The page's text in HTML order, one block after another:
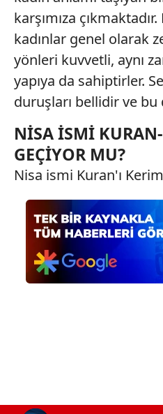
Sitemizde kendimize ve
kullanılmaktadır. Bu çerezler
verileriniz işlenmekte olup
toplumu hizmetlerinin
kullanılmaktadır. Diğer
kılınması ve
sınırlı olarak açık rızanız
Çerezlere ilişkin tercihlerinizi
vasıtasıyla belirleyebilirsiniz.
için Ayarlar butonuna
Metnimiziziyaret edebilirsiniz.
6698 sayılı Kişisel Verilerin
hazırlanmış Aydınlatma
ilgili mevzuata uygun olarak
karşımıza
kadınlar genel olarak
yönleri kuvvetli, aynı
yapıya da sahiptirler.
duruşları bellidir ve
NİSA İSMİ
GEÇİYOR MU?
Nisa ismi Kuran'ı